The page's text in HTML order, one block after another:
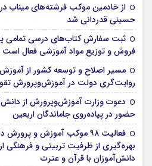
از خادمین موکب فرشته‌های میناب
حسینی قدردانی شد
ثبت سفارش کتاب‌های درسی تمامی
فروش و توزیع مواد آموزشی فعال است
مسیر اصلاح و توسعه کشور از
روایت‌‌گری دولت در آموزش‌وپرورش
دعوت وزارت آموزش‌وپرورش از
حضور در پیاده‌روی جاماندگان اربعین
فعالیت ۹۸ موکب آموزش و
بهره‌گیری از ظرفیت تربیتی و فرهنگی
دانش‌آموزان با قرآن و عترت